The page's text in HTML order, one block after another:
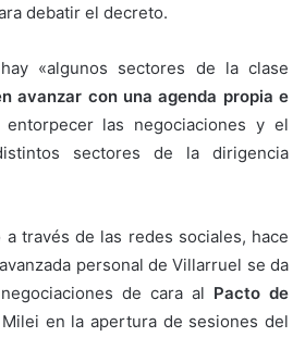
debatir el decreto.
«algunos sectores de la clase
avanzar con una agenda propia e
las negociaciones y el
sectores de la dirigencia
a través de las redes sociales, hace
personal de Villarruel se da
de cara al Pacto de
en la apertura de sesiones del